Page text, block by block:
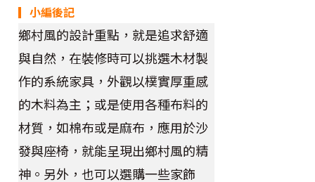
▎小編後記
鄉村風的設計重點，就是追求舒適
與自然，在裝修時可以挑選木材製
作的系統家具，外觀以樸實厚重感
的木料為主；或是使用各種布料的
材質，如棉布或是麻布，應用於沙
發與座椅，就能呈現出鄉村風的精
神。另外，也可以選購一些家飾